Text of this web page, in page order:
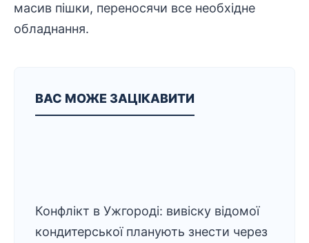
масив пішки, переносячи все необхідне
обладнання.
ВАС МОЖЕ ЗАЦІКАВИТИ
Конфлікт в Ужгороді: вивіску відомої
кондитерської планують знести через